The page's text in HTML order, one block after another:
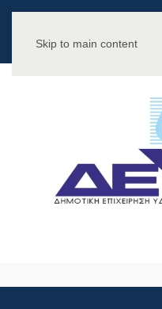
Skip to main content